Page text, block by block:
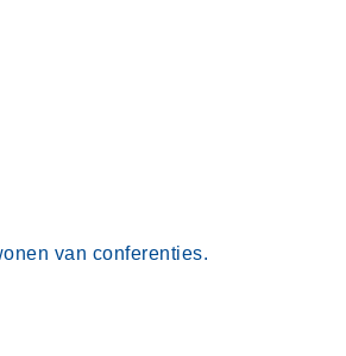
van conferenties.